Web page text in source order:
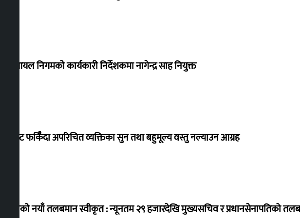
नेपाल आयल निगमको कार्यकारी निर्देशकमा नागेन्द्र साह नियुक्त
विदेशबाट फर्किँदा अपरिचित व्यक्तिका सुन तथा बहुमूल्य वस्तु नल्याउन आग्रह
कर्मचारीको नयाँ तलबमान स्वीकृत : न्यूनतम २९ हजारदेखि मुख्यसचिव र प्रधानसेनापतिको